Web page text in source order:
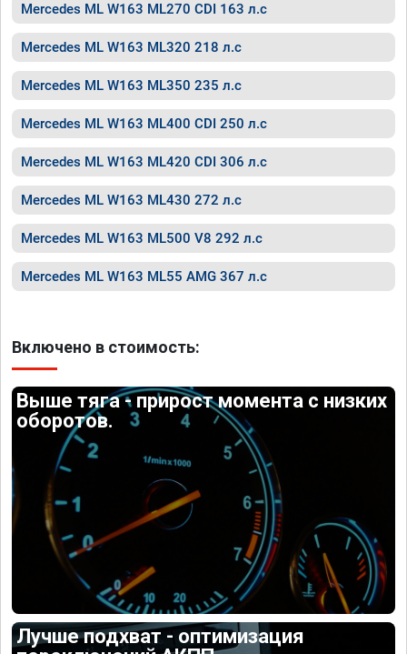
Mercedes ML W163 ML270 CDI 163 л.с
Mercedes ML W163 ML320 218 л.с
Mercedes ML W163 ML350 235 л.с
Mercedes ML W163 ML400 CDI 250 л.с
Mercedes ML W163 ML420 CDI 306 л.с
Mercedes ML W163 ML430 272 л.с
Mercedes ML W163 ML500 V8 292 л.с
Mercedes ML W163 ML55 AMG 367 л.с
Включено в стоимость:
Выше тяга - прирост момента с низких
оборотов.
Лучше подхват - оптимизация